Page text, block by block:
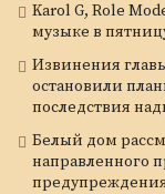
Karol G, Role
музыке в
Извинения
остановили
последствия
Белый дом
направленного